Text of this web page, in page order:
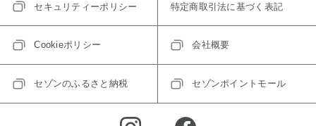
セキュリティーポリシー 特定商取引法に基づく表記
Cookieポリシー 会社概要
セゾンのふるさと納税 セゾンポイントモール